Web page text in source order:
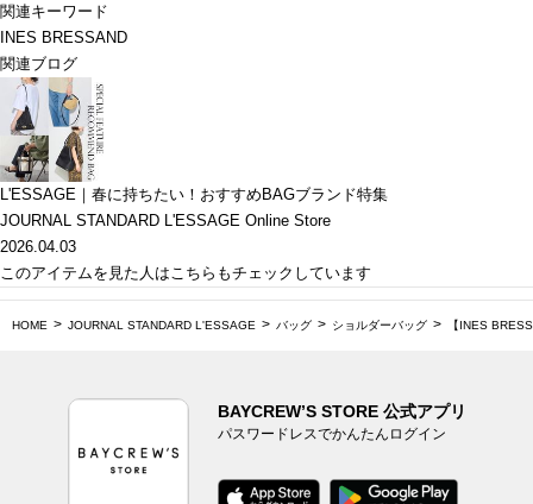
関連キーワード
INES BRESSAND
関連ブログ
L'ESSAGE｜春に持ちたい！おすすめBAGブランド特集
JOURNAL STANDARD L'ESSAGE Online Store
2026.04.03
このアイテムを見た人はこちらもチェックしています
HOME JOURNAL STANDARD L'ESSAGE バッグ ショルダーバッグ 【INES
BAYCREW’S STORE 公式アプリ
パスワードレスでかんたんログイン